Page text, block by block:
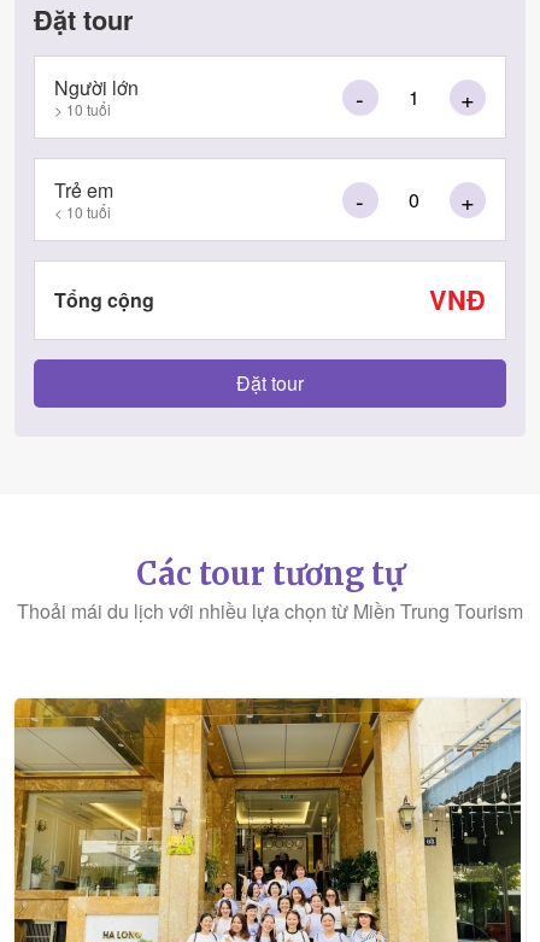
Đặt tour
Người lớn
> 10 tuổi - +
Trẻ em
< 10 tuổi - +
Tổng cộng VNĐ
Các tour tương tự
Thoải mái du lịch với nhiều lựa chọn từ Miền Trung Tourism